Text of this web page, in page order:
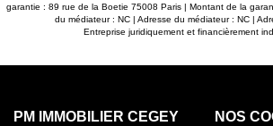
garantie : 89 rue de la Boetie 75008 Paris | Montant de la
du médiateur : NC | Adresse du médiateur : NC |
Entreprise juridiquement et financièrement
PM IMMOBILIER CEGEY NOS